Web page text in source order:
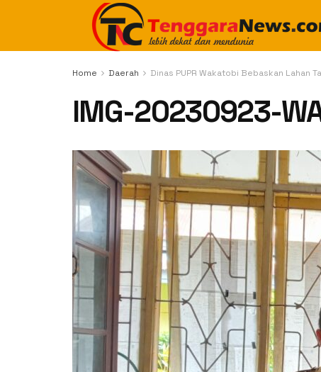
Home Daerah Dinas PUPR Wakatobi Bebaskan Lahan
IMG-20230923-